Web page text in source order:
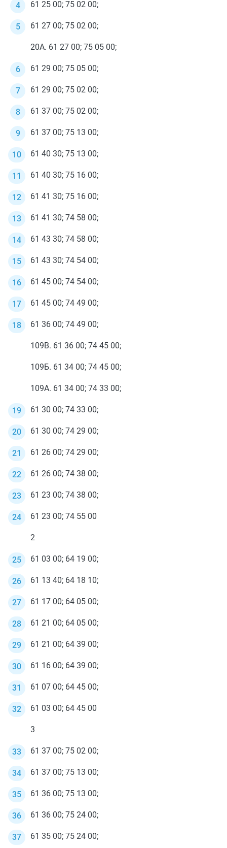
61 25 00; 75 02 00;
61 27 00; 75 02 00;
20А. 61 27 00; 75 05 00;
61 29 00; 75 05 00;
61 29 00; 75 02 00;
61 37 00; 75 02 00;
61 37 00; 75 13 00;
61 40 30; 75 13 00;
61 40 30; 75 16 00;
61 41 30; 75 16 00;
61 41 30; 74 58 00;
61 43 30; 74 58 00;
61 43 30; 74 54 00;
61 45 00; 74 54 00;
61 45 00; 74 49 00;
61 36 00; 74 49 00;
109В. 61 36 00; 74 45 00;
109Б. 61 34 00; 74 45 00;
109А. 61 34 00; 74 33 00;
61 30 00; 74 33 00;
61 30 00; 74 29 00;
61 26 00; 74 29 00;
61 26 00; 74 38 00;
61 23 00; 74 38 00;
61 23 00; 74 55 00
2
61 03 00; 64 19 00;
61 13 40; 64 18 10;
61 17 00; 64 05 00;
61 21 00; 64 05 00;
61 21 00; 64 39 00;
61 16 00; 64 39 00;
61 07 00; 64 45 00;
61 03 00; 64 45 00
3
61 37 00; 75 02 00;
61 37 00; 75 13 00;
61 36 00; 75 13 00;
61 36 00; 75 24 00;
61 35 00; 75 24 00;